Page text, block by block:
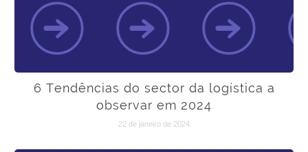
6 Tendências do sector da logística a
observar em 2024
22 de janeiro de 2024